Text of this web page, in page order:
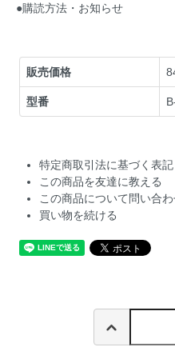
●購読方法・お知らせ
販売価格
型番
特定商取引法に基づく表記
この商品を友達に教える
この商品について問い合わ
買い物を続ける